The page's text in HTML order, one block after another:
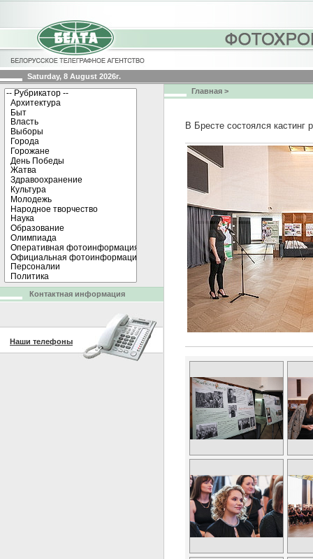
Saturday, 8 August 2026г.
Главная >
В Бресте состоялся кастинг
Контактная информация
Наши телефоны